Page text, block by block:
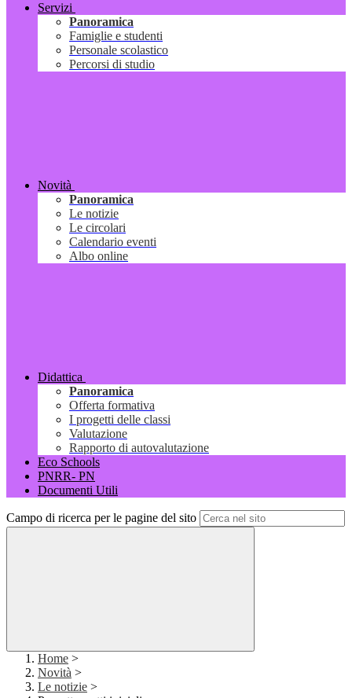
Servizi
Panoramica
Famiglie e studenti
Personale scolastico
Percorsi di studio
Novità
Panoramica
Le notizie
Le circolari
Calendario eventi
Albo online
Didattica
Panoramica
Offerta formativa
I progetti delle classi
Valutazione
Rapporto di autovalutazione
Eco Schools
PNRR- PN
Documenti Utili
Campo di ricerca per le pagine del sito
Home >
Novità >
Le notizie >